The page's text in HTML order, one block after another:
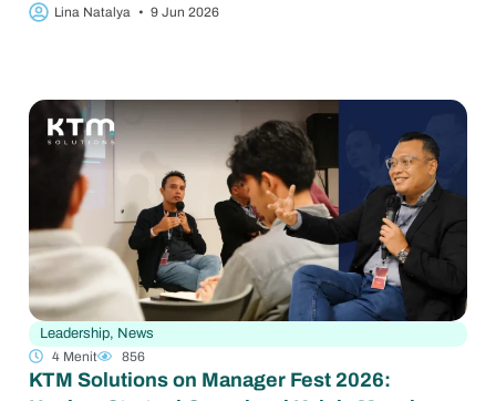
Lina Natalya • 9 Jun 2026
Leadership, News
4 Menit
856
KTM Solutions on Manager Fest 2026: